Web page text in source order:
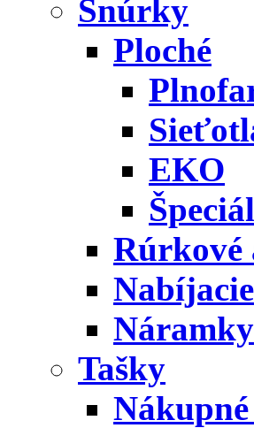
Šnúrky
Ploché
EKO
Rúrkové
Nabíjacie
Náramky
Tašky